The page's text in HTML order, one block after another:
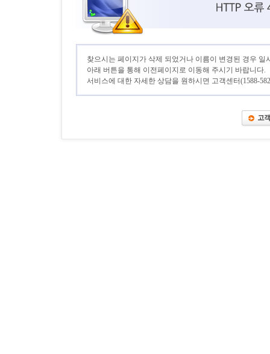
찾으시는 페이지가 삭제 되었거나 이름이 변경된 경우 일
아래 버튼을 통해 이전페이지로 이동해 주시기 바랍니다.
서비스에 대한 자세한 상담을 원하시면 고객센터(1588-